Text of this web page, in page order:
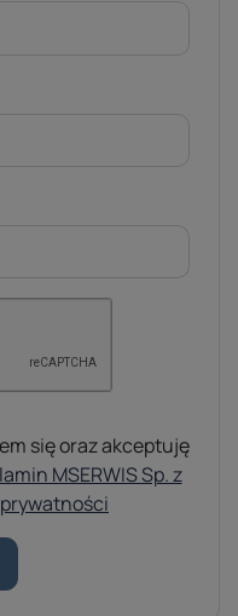
się oraz akceptuję
MSERWIS Sp. z